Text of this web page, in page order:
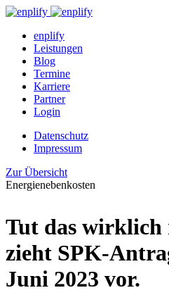
enplify
Leistungen
Blog
Termine
Karriere
Partner
Login
Datenschutz
Impressum
Zur Übersicht
Energienebenkosten
Tut das wirklich
zieht SPK-
Juni 2023 vor.